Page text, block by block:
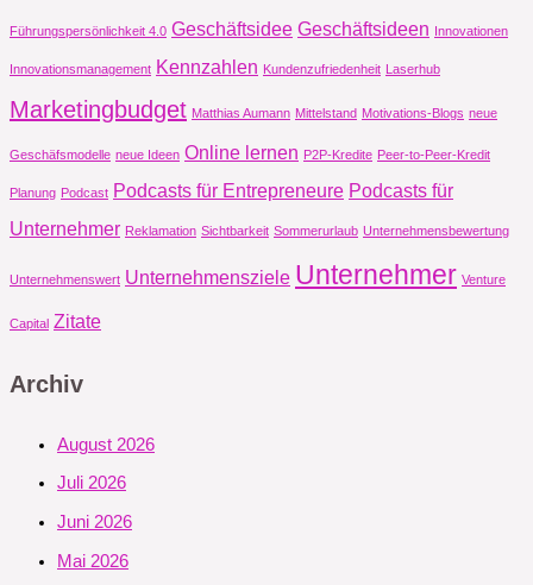
Führungspersönlichkeit 4.0 Geschäftsidee Geschäftsideen Innovationen
Innovationsmanagement Kennzahlen Kundenzufriedenheit Laserhub
Marketingbudget Matthias Aumann Mittelstand Motivations-Blogs neue
Geschäfsmodelle neue Ideen Online lernen P2P-Kredite Peer-to-Peer-Kredit
Planung Podcast Podcasts für Entrepreneure Podcasts für
Unternehmer Reklamation Sichtbarkeit Sommerurlaub Unternehmensbewertung
Unternehmenswert Unternehmensziele Unternehmer Venture
Capital Zitate
Archiv
August 2026
Juli 2026
Juni 2026
Mai 2026